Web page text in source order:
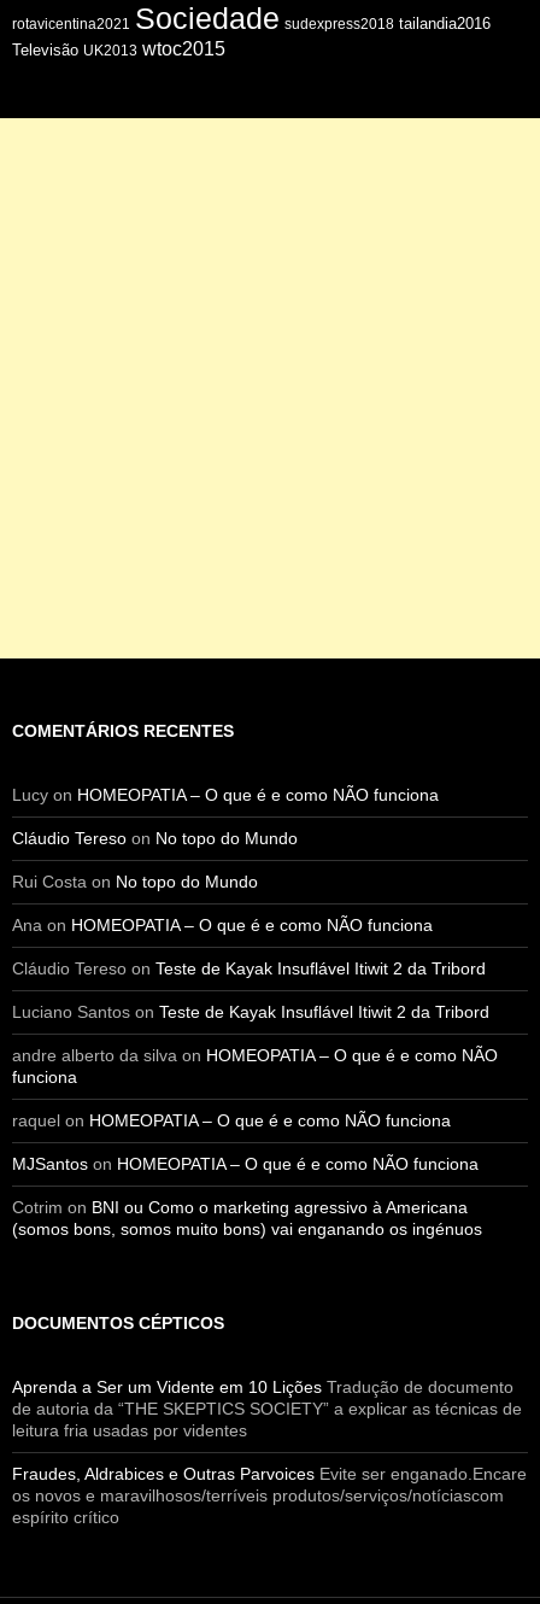
rotavicentina2021 Sociedade sudexpress2018 tailandia2016
Televisão UK2013 wtoc2015
COMENTÁRIOS RECENTES
Lucy on HOMEOPATIA – O que é e como NÃO funciona
Cláudio Tereso on No topo do Mundo
Rui Costa on No topo do Mundo
Ana on HOMEOPATIA – O que é e como NÃO funciona
Cláudio Tereso on Teste de Kayak Insuflável Itiwit 2 da Tribord
Luciano Santos on Teste de Kayak Insuflável Itiwit 2 da Tribord
andre alberto da silva on HOMEOPATIA – O que é e como NÃO
funciona
raquel on HOMEOPATIA – O que é e como NÃO funciona
MJSantos on HOMEOPATIA – O que é e como NÃO funciona
Cotrim on BNI ou Como o marketing agressivo à Americana
(somos bons, somos muito bons) vai enganando os ingénuos
DOCUMENTOS CÉPTICOS
Aprenda a Ser um Vidente em 10 Lições Tradução de documento
de autoria da “THE SKEPTICS SOCIETY” a explicar as técnicas de
leitura fria usadas por videntes
Fraudes, Aldrabices e Outras Parvoices Evite ser enganado.Encare
os novos e maravilhosos/terríveis produtos/serviços/notíciascom
espírito crítico